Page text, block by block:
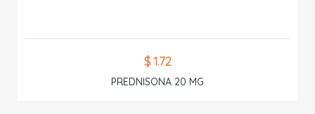
$ 1.72
PREDNISONA 20 MG